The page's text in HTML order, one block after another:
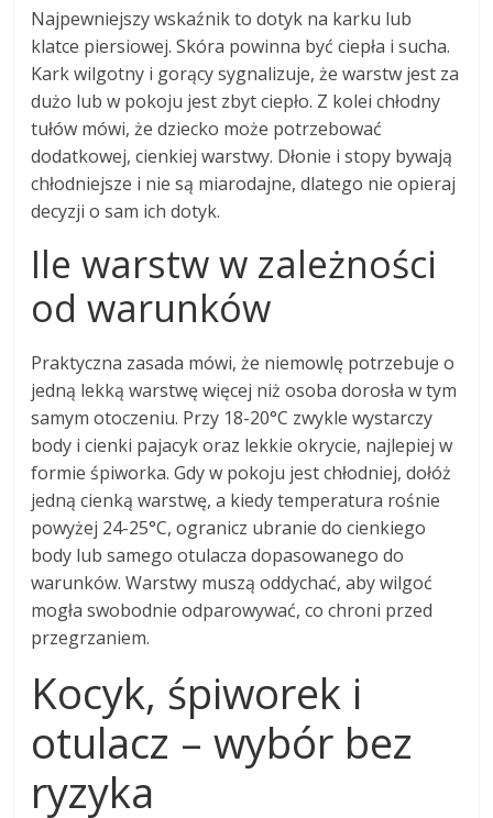
Najpewniejszy wskaźnik to dotyk na karku lub
klatce piersiowej. Skóra powinna być ciepła i sucha.
Kark wilgotny i gorący sygnalizuje, że warstw jest za
dużo lub w pokoju jest zbyt ciepło. Z kolei chłodny
tułów mówi, że dziecko może potrzebować
dodatkowej, cienkiej warstwy. Dłonie i stopy bywają
chłodniejsze i nie są miarodajne, dlatego nie opieraj
decyzji o sam ich dotyk.
Ile warstw w zależności
od warunków
Praktyczna zasada mówi, że niemowlę potrzebuje o
jedną lekką warstwę więcej niż osoba dorosła w tym
samym otoczeniu. Przy 18-20°C zwykle wystarczy
body i cienki pajacyk oraz lekkie okrycie, najlepiej w
formie śpiworka. Gdy w pokoju jest chłodniej, dołóż
jedną cienką warstwę, a kiedy temperatura rośnie
powyżej 24-25°C, ogranicz ubranie do cienkiego
body lub samego otulacza dopasowanego do
warunków. Warstwy muszą oddychać, aby wilgoć
mogła swobodnie odparowywać, co chroni przed
przegrzaniem.
Kocyk, śpiworek i
otulacz – wybór bez
ryzyka